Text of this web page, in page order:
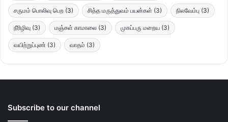
சருமம் பொலிவு பெற (3) சித்த மருத்துவம் பயன்கள் (3) நிலவேம்பு (3)
நீரிழிவு (3) மஞ்சள் காமாலை (3) முகப்பரு மறைய (3)
வயிற்றுப்புண் (3) வாதம் (3)
Subscribe to our channel